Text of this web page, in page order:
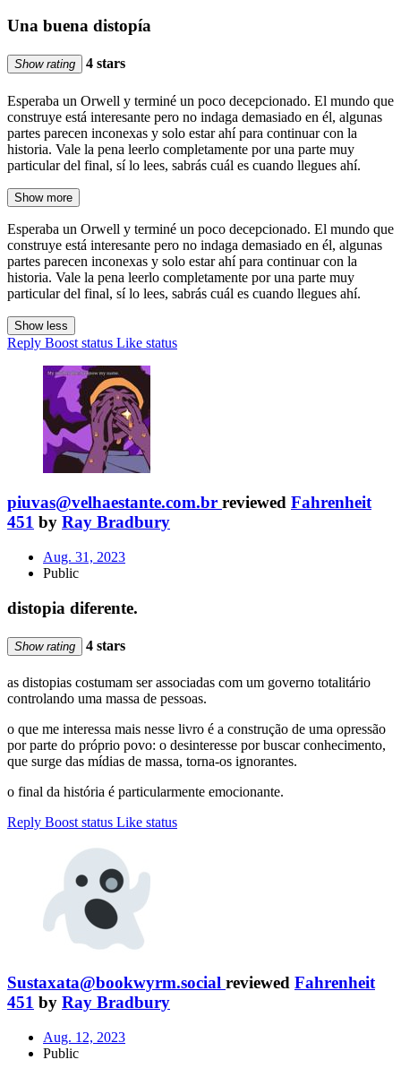
Una buena distopía
Show rating 4 stars
Esperaba un Orwell y terminé un poco decepcionado. El mundo que
construye está interesante pero no indaga demasiado en él, algunas
partes parecen inconexas y solo estar ahí para continuar con la
historia. Vale la pena leerlo completamente por una parte muy
particular del final, sí lo lees, sabrás cuál es cuando llegues ahí.
Show more
Esperaba un Orwell y terminé un poco decepcionado. El mundo que
construye está interesante pero no indaga demasiado en él, algunas
partes parecen inconexas y solo estar ahí para continuar con la
historia. Vale la pena leerlo completamente por una parte muy
particular del final, sí lo lees, sabrás cuál es cuando llegues ahí.
Show less
Reply Boost status Like status
piuvas@velhaestante.com.br reviewed Fahrenheit
451 by Ray Bradbury
Aug. 31, 2023
Public
distopia diferente.
Show rating 4 stars
as distopias costumam ser associadas com um governo totalitário
controlando uma massa de pessoas.
o que me interessa mais nesse livro é a construção de uma opressão
por parte do próprio povo: o desinteresse por buscar conhecimento,
que surge das mídias de massa, torna-os ignorantes.
o final da história é particularmente emocionante.
Reply Boost status Like status
Sustaxata@bookwyrm.social reviewed Fahrenheit
451 by Ray Bradbury
Aug. 12, 2023
Public